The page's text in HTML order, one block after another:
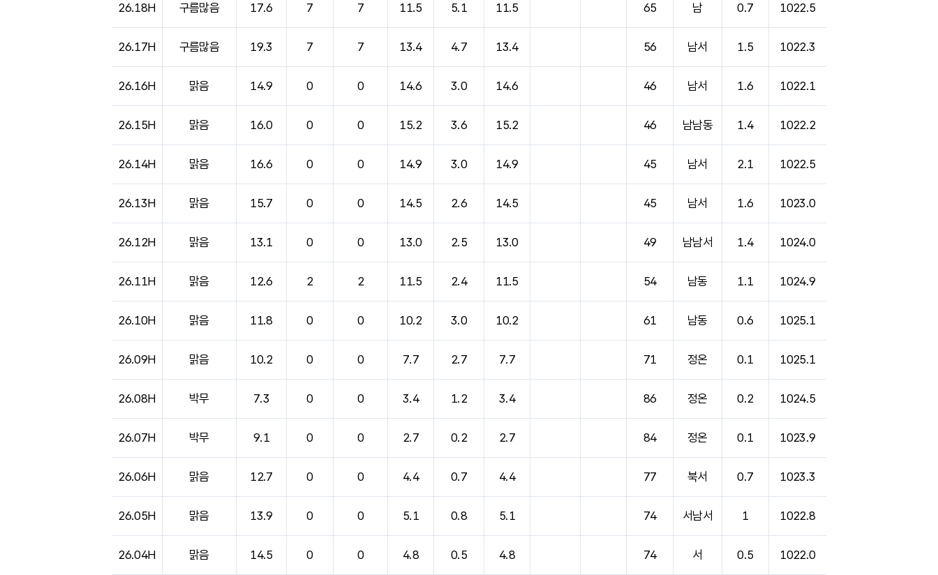
26.18H 구름많음 17.6 7 7 11.5 5.1 11.5 65 남 0.7 1022.5
26.17H 구름많음 19.3 7 7 13.4 4.7 13.4 56 남서 1.5 1022.3
26.16H 맑음 14.9 0 0 14.6 3.0 14.6 46 남서 1.6 1022.1
26.15H 맑음 16.0 0 0 15.2 3.6 15.2 46 남남동 1.4 1022.2
26.14H 맑음 16.6 0 0 14.9 3.0 14.9 45 남서 2.1 1022.5
26.13H 맑음 15.7 0 0 14.5 2.6 14.5 45 남서 1.6 1023.0
26.12H 맑음 13.1 0 0 13.0 2.5 13.0 49 남남서 1.4 1024.0
26.11H 맑음 12.6 2 2 11.5 2.4 11.5 54 남동 1.1 1024.9
26.10H 맑음 11.8 0 0 10.2 3.0 10.2 61 남동 0.6 1025.1
26.09H 맑음 10.2 0 0 7.7 2.7 7.7 71 정온 0.1 1025.1
26.08H 박무 7.3 0 0 3.4 1.2 3.4 86 정온 0.2 1024.5
26.07H 박무 9.1 0 0 2.7 0.2 2.7 84 정온 0.1 1023.9
26.06H 맑음 12.7 0 0 4.4 0.7 4.4 77 북서 0.7 1023.3
26.05H 맑음 13.9 0 0 5.1 0.8 5.1 74 서남서 1 1022.8
26.04H 맑음 14.5 0 0 4.8 0.5 4.8 74 서 0.5 1022.0